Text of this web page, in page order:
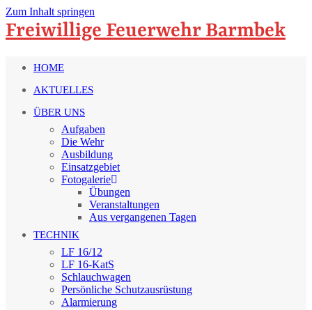
Zum Inhalt springen
Freiwillige Feuerwehr Barmbek
HOME
AKTUELLES
ÜBER UNS
Aufgaben
Die Wehr
Ausbildung
Einsatzgebiet
Fotogalerie
Übungen
Veranstaltungen
Aus vergangenen Tagen
TECHNIK
LF 16/12
LF 16-KatS
Schlauchwagen
Persönliche Schutzausrüstung
Alarmierung